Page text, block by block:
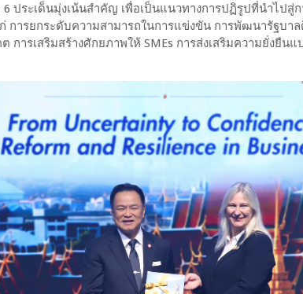
6 ประเด็นมุ่งเน้นสำคัญ เพื่อเป็นแนวทางการปฏิรูปที่นำไปสู่
การยกระดับความสามารถในการแข่งขัน การพัฒนารัฐบา
การเสริมสร้างศักยภาพให้ SMEs การส่งเสริมความยั่งยืน